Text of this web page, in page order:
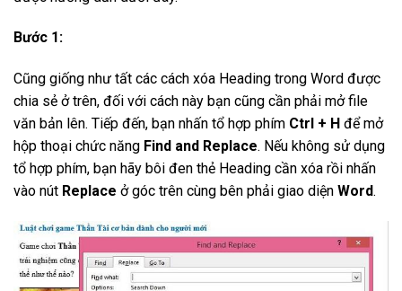
Bước 1:
Cũng giống như tất các cách xóa Heading trong Word được
chia sẻ ở trên, đối với cách này bạn cũng cần phải mở file
văn bản lên. Tiếp đến, bạn nhấn tổ hợp phím Ctrl + H để mở
hộp thoại chức năng Find and Replace. Nếu không sử dụng
tổ hợp phím, bạn hãy bôi đen thẻ Heading cần xóa rồi nhấn
vào nút Replace ở góc trên cùng bên phải giao diện Word.